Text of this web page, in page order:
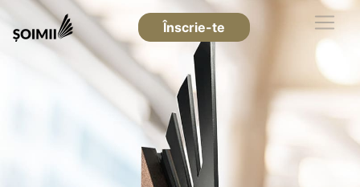
Înscrie-te